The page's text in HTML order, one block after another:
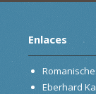
Enlaces
Eberhard